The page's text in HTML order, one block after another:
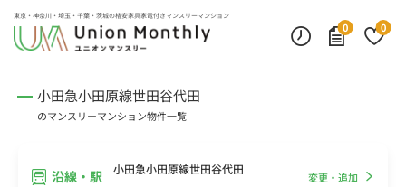
東京・神奈川・埼玉・千葉・茨城の格安家具家電付きマンスリーマンション
0
0
小田急小田原線世田谷代田
のマンスリーマンション物件一覧
沿線・駅 小田急小田原線世田谷代田
変更・追加